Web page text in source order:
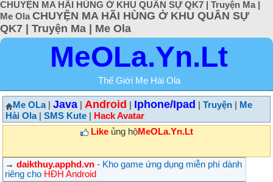
CHUYỆN MA HÃI HÙNG Ở KHU QUÂN SỰ QK7 | Truyện Ma |
Me Ola CHUYỆN MA HÃI HÙNG Ở KHU QUÂN SỰ
QK7 | Truyện Ma | Me Ola
MeOLa.Yn.Lt
Thế Giới Me Hài Ola
Me OLa| Java Android Iphone/Ipad Truyện
Me
Hài Ola| SMS Kute
Hack Avatar
Likeủng hộMeOLa.Yn.Lt
→ daikthuy.apphd.vn - Kho game ứng dụng miễn phí dành
riêng cho HĐH Android